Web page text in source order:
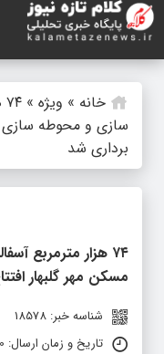
خانه » ویژه »
سازی و محوطه سازی
برداری شد
۷۴ هزار مترمربع
مسکن مهر گلبهار
شناسه خبر: 18578
تاریخ و زمان ارسال: 10 شهریور 1400 ساعت 14:58